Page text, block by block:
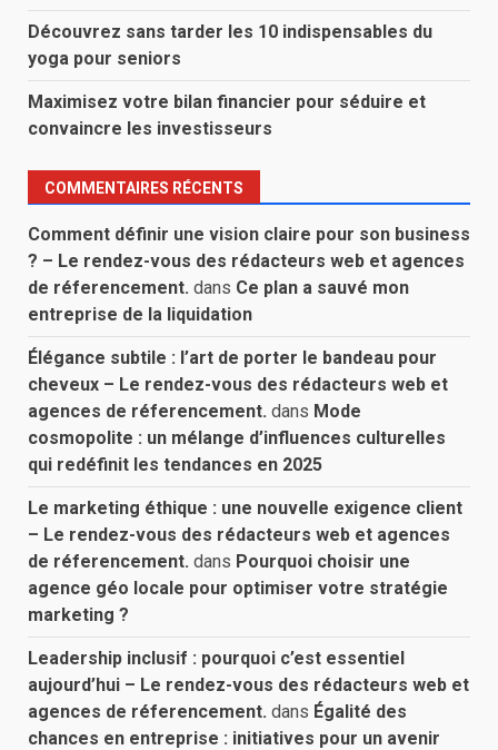
Découvrez sans tarder les 10 indispensables du
yoga pour seniors
Maximisez votre bilan financier pour séduire et
convaincre les investisseurs
COMMENTAIRES RÉCENTS
Comment définir une vision claire pour son business
? – Le rendez-vous des rédacteurs web et agences
de réferencement. dans Ce plan a sauvé mon
entreprise de la liquidation
Élégance subtile : l’art de porter le bandeau pour
cheveux – Le rendez-vous des rédacteurs web et
agences de réferencement. dans Mode
cosmopolite : un mélange d’influences culturelles
qui redéfinit les tendances en 2025
Le marketing éthique : une nouvelle exigence client
– Le rendez-vous des rédacteurs web et agences
de réferencement. dans Pourquoi choisir une
agence géo locale pour optimiser votre stratégie
marketing ?
Leadership inclusif : pourquoi c’est essentiel
aujourd’hui – Le rendez-vous des rédacteurs web et
agences de réferencement. dans Égalité des
chances en entreprise : initiatives pour un avenir